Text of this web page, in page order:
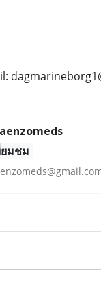
ยมชม